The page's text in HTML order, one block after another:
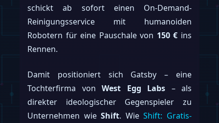
schickt ab sofort einen On-Demand-
Reinigungsservice mit humanoiden
Robotern für eine Pauschale von 150 € ins
Rennen.
Damit positioniert sich Gatsby – eine
Tochterfirma von West Egg Labs – als
direkter ideologischer Gegenspieler zu
Unternehmen wieShift. WieShift: Gratis-